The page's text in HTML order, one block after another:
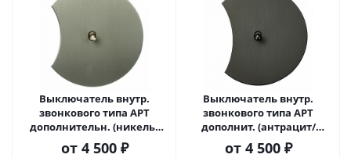
Выключатель внутр.
звонкового типа АРТ
дополнительн. (никель/
капля)
от 4 500 ₽
Выключатель внутр.
звонкового типа АРТ
дополнит. (антрацит/
капля)
от 4 500 ₽